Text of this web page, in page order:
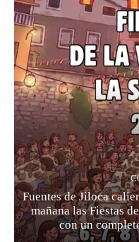
Fuentes de Jiloca
mañana las Fiestas
con un